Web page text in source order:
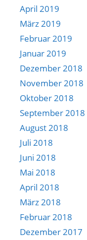
April 2019
März 2019
Februar 2019
Januar 2019
Dezember 2018
November 2018
Oktober 2018
September 2018
August 2018
Juli 2018
Juni 2018
Mai 2018
April 2018
März 2018
Februar 2018
Dezember 2017